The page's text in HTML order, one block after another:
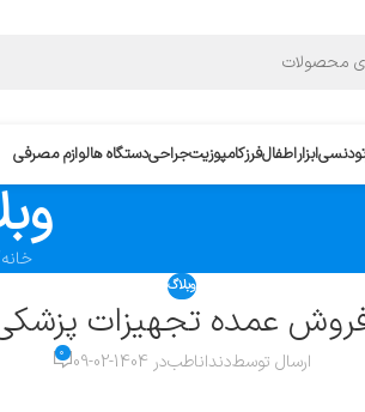
ابزاراطفالفرزکامپوزیتجراحیدستگاه هالوازم مصرفی
خانه
وبلاگ
عمده تجهیزات
ارسال توسطدنداناطبدر 1404-02-09 ۰